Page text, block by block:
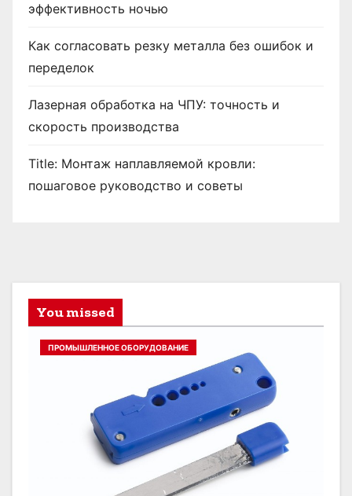
эффективность ночью
Как согласовать резку металла без ошибок и
переделок
Лазерная обработка на ЧПУ: точность и
скорость производства
Title: Монтаж наплавляемой кровли:
пошаговое руководство и советы
You missed
ПРОМЫШЛЕННОЕ ОБОРУДОВАНИЕ